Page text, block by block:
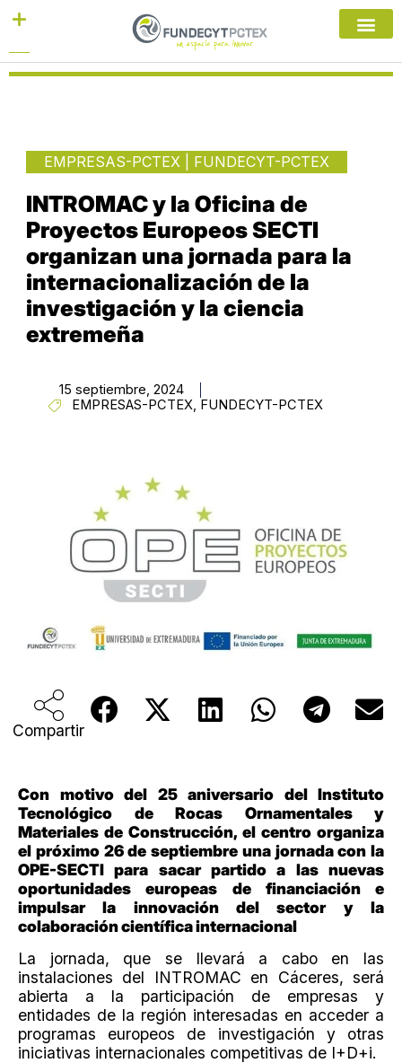
EMPRESAS-PCTEX FUNDECYT-PCTEX
INTROMAC y la Oficina de
Proyectos Europeos SECTI
organizan una jornada para la
internacionalización de la
investigación y la ciencia
extremeña
15 septiembre, 2024
EMPRESAS-PCTEX, FUNDECYT-PCTEX
Compartir
Con motivo del 25 aniversario del Instituto
Tecnológico de Rocas Ornamentales y
Materiales de Construcción, el centro organiza
el próximo 26 de septiembre una jornada con la
OPE-SECTI para sacar partido a las nuevas
oportunidades europeas de financiación e
impulsar la innovación del sector y la
colaboración científica internacional
La jornada, que se llevará a cabo en las
instalaciones del INTROMAC en Cáceres, será
abierta a la participación de empresas y
entidades de la región interesadas en acceder a
programas europeos de investigación y otras
iniciativas internacionales competitivas de I+D+i.